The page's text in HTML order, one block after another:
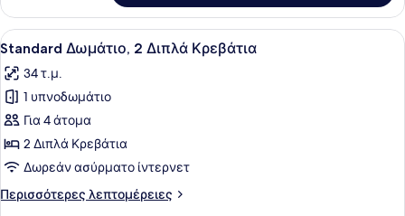
Δωμάτιο,
King
Προβολή
όλων
των
φωτογραφιών
για
Standard
Δωμάτιο,
2
Διπλά
Ένα δωμάτιο ξενοδοχείου με δύο
2
Standard Δωμάτιο, 2 Διπλά Κρεβάτια
34 τ.μ.
1 υπνοδωμάτιο
Για 4 άτομα
2 Διπλά Κρεβάτια
Δωρεάν ασύρματο ίντερνετ
Περισσότερες λεπτομέρειες
Περισσότερες